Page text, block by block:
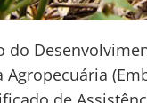
do
Agropecuária